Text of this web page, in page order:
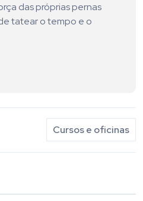
das próprias pernas
tatear o tempo e o
Cursos e oficinas